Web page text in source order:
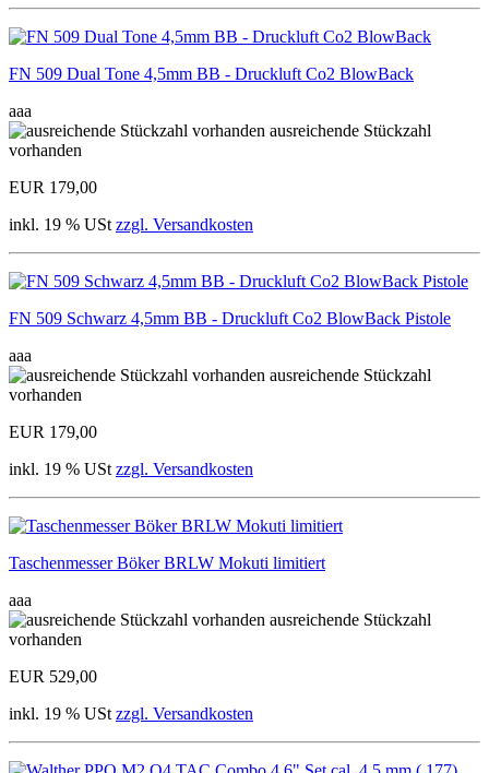
FN 509 Dual Tone 4,5mm BB - Druckluft Co2 BlowBack
aaa
ausreichende Stückzahl
vorhanden
EUR 179,00
inkl. 19 % USt zzgl. Versandkosten
FN 509 Schwarz 4,5mm BB - Druckluft Co2 BlowBack Pistole
aaa
ausreichende Stückzahl
vorhanden
EUR 179,00
inkl. 19 % USt zzgl. Versandkosten
Taschenmesser Böker BRLW Mokuti limitiert
aaa
ausreichende Stückzahl
vorhanden
EUR 529,00
inkl. 19 % USt zzgl. Versandkosten